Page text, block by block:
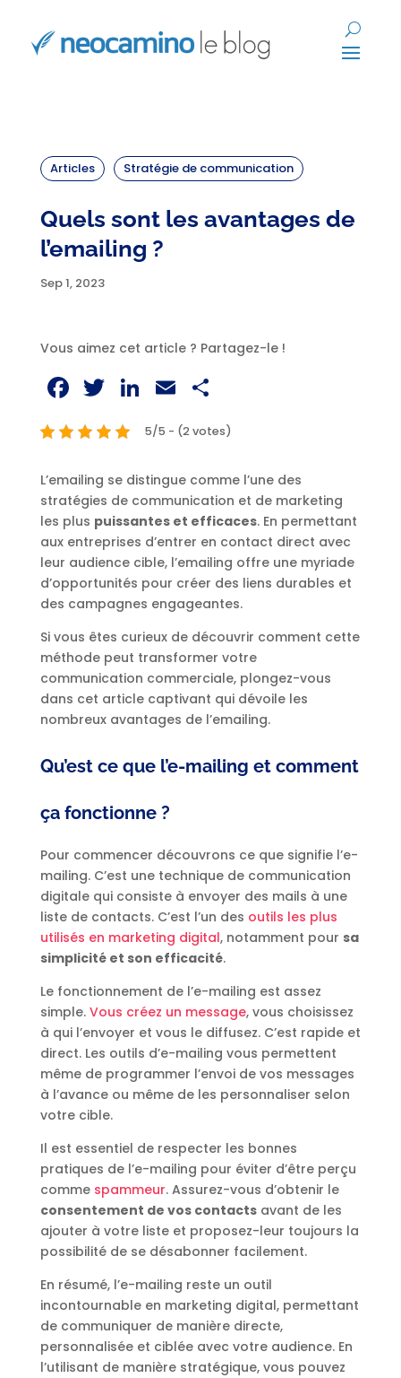
Articles Stratégie de communication
Quels sont les avantages de
l’emailing ?
Sep 1, 2023
Vous aimez cet article ? Partagez-le !
Facebook
Twitter
LinkedIn
Email
5/5 - (2 votes)
L’emailing se distingue comme l’une des
stratégies de communication et de marketing
les plus puissantes et efficaces. En permettant
aux entreprises d’entrer en contact direct avec
leur audience cible, l’emailing offre une myriade
d’opportunités pour créer des liens durables et
des campagnes engageantes.
Si vous êtes curieux de découvrir comment cette
méthode peut transformer votre
communication commerciale, plongez-vous
dans cet article captivant qui dévoile les
nombreux avantages de l’emailing.
Qu’est ce que l’e-mailing et comment
ça fonctionne ?
Pour commencer découvrons ce que signifie l’e-
mailing. C’est une technique de communication
digitale qui consiste à envoyer des mails à une
liste de contacts. C’est l’un des outils les plus
utilisés en marketing digital, notamment pour sa
simplicité et son efficacité.
Le fonctionnement de l’e-mailing est assez
simple. Vous créez un message, vous choisissez
à qui l’envoyer et vous le diffusez. C’est rapide et
direct. Les outils d’e-mailing vous permettent
même de programmer l’envoi de vos messages
à l’avance ou même de les personnaliser selon
votre cible.
Il est essentiel de respecter les bonnes
pratiques de l’e-mailing pour éviter d’être perçu
comme spammeur. Assurez-vous d’obtenir le
consentement de vos contactsavant de les
ajouter à votre liste et proposez-leur toujours la
possibilité de se désabonner facilement.
En résumé, l’e-mailing reste un outil
incontournable en marketing digital, permettant
de communiquer de manière directe,
personnalisée et ciblée avec votre audience. En
l’utilisant de manière stratégique, vous pouvez